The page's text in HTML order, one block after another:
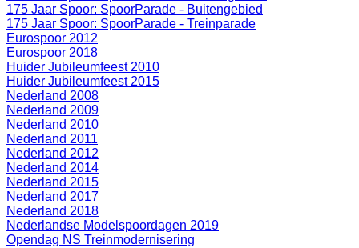
175 Jaar Spoor: SpoorParade - Buitengebied
175 Jaar Spoor: SpoorParade - Treinparade
Eurospoor 2012
Eurospoor 2018
Huider Jubileumfeest 2010
Huider Jubileumfeest 2015
Nederland 2008
Nederland 2009
Nederland 2010
Nederland 2011
Nederland 2012
Nederland 2014
Nederland 2015
Nederland 2017
Nederland 2018
Nederlandse Modelspoordagen 2019
Opendag NS Treinmodernisering